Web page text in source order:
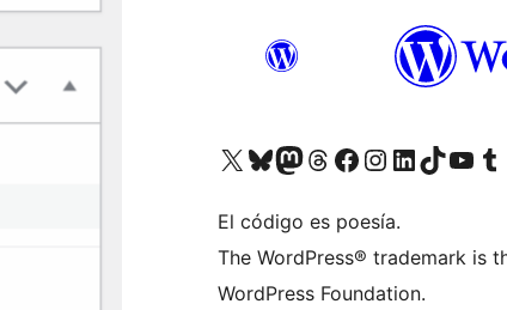
Visita nuestra cuenta de X (anteriormente Twitter)
Visita nuestra cuenta de Bluesky
Visita nuestra cuenta de Mastodon
Visita nuestra cuenta de Threads
Visita nuestra página de Facebook
Visita nuestra cuenta de Instagram
Visita nuestra cuenta de LinkedIn
Visita nuestra cuenta de TikTok
Visita nuestroVisita
El código es poesía.
The WordPress® trademark is
WordPress Foundation.